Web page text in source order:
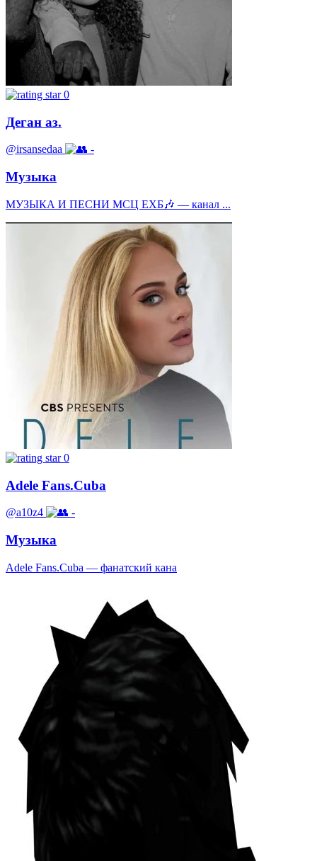
0
Деган аз.
@irsansedaa -
Музыка
МУЗЫКА И ПЕСНИ МСЦ ЕХБ🎶 — канал ...
0
Adele Fans.Cuba
@a10z4 -
Музыка
Adele Fans.Cuba — фанатский кана